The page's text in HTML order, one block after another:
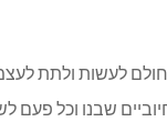
לעשות ולתת
שבנו וכל